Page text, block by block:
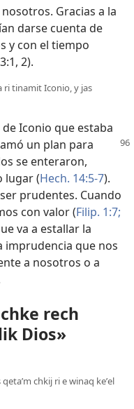
Gracias a la
darse cuenta de
y con el tiempo
3:1, 2).
ri tinamit Iconio, y jas
Iconio que estaba
un plan para
se enteraron,
lugar (Hech. 14:5-7).
prudentes. Cuando
con valor (Filip. 1:7;
va a estallar la
imprudencia que nos
a nosotros o a
rech
Dios»
chkij ri e winaq keʼel